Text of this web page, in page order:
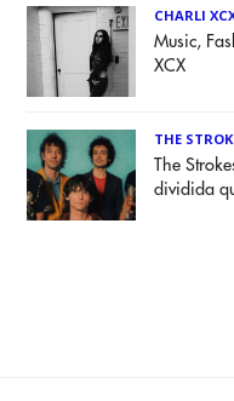
CHARLI
Music,
XCX
THE
The
dividida